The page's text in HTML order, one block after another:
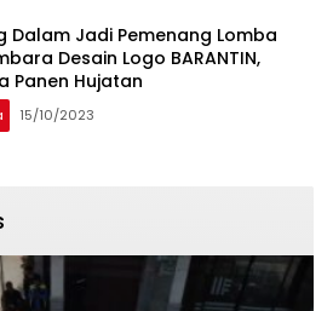
Dalam Jadi Pemenang Lomba
Desain Logo BARANTIN,
Panen Hujatan
15/10/2023